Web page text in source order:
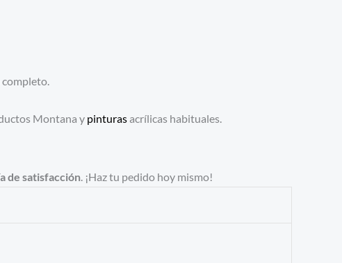
Montana y pinturasacrílicas habituales.
de satisfacción. ¡Haz tu pedido hoy mismo!